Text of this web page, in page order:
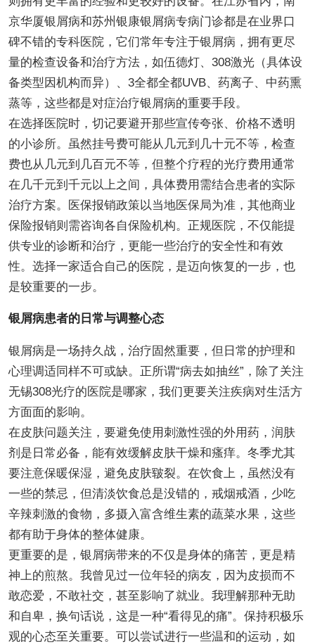
京华厦银屑病和苏州银康银屑病专病门诊都是在业界口
碑不错的专科医院，它们常年专注于银屑病，拥有更尽
量的检查设备和治疗方法，如伍德灯、308激光（具体设
备类型因机构而异）、3全都全都UVB、药离子、中药熏
蒸等，这些都是对症治疗银屑病的重要手段。
在选择医院时，切记要避开那些宣传夸张、价格不透明
的小诊所。虽然挂号费可能从几元到几十元不等，检查
费也从几元到几百元不等，但整个疗程的光疗费用通常
在几千元到千元以上之间，具体费用需结合患者的实际
治疗方案。医保报销政策以当地医保局为准，其他商业
保险报销则需咨询各自保险机构。正规医院，不仅能提
供专业的诊断和治疗，更能一些治疗的安全性和有效
性。选择一家适合自己的医院，是迈向恢复的一步，也
是较重要的一步。
银屑病患者的日常与调整心态
银屑病是一场持久战，治疗固然重要，但日常的护理和
心理调适同样不可或缺。正所谓“病去如抽丝”，除了关注
无锡308光疗的医院是哪家，我们更要关注疾病对生活方
方面面的影响。
在皮肤问题关注，要避免使用刺激性强的外用药，润肤
剂是日常必备，能有效缓解皮肤干燥和瘙痒。冬季尤其
要注意保暖保湿，避免皮肤皲裂。在饮食上，虽然没有
一些的禁忌，但清淡饮食总是没错的，戒烟戒酒，少吃
辛辣刺激的食物，多摄入富含维生素的蔬菜水果，这些
都有助于身体的整体健康。
更重要的是，银屑病带来的不仅是身体的痛苦，更是精
神上的煎熬。我曾见过一位年轻的病友，因为皮损而不
敢恋爱，不敢社交，甚至影响了就业。我理解那种无助
和自卑，换句话说，这是一种“看得见的痛”。保持积极乐
观的心态至关重要。可以尝试进行一些温和的运动，如